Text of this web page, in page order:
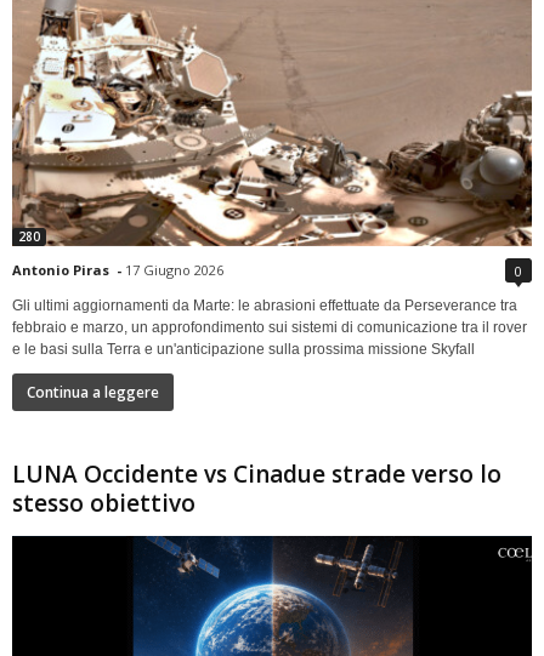
280
Antonio Piras - 17 Giugno 2026 0
Gli ultimi aggiornamenti da Marte: le abrasioni effettuate da Perseverance tra
febbraio e marzo, un approfondimento sui sistemi di comunicazione tra il rover
e le basi sulla Terra e un'anticipazione sulla prossima missione Skyfall
Continua a leggere
LUNA Occidente vs Cinadue strade verso lo
stesso obiettivo